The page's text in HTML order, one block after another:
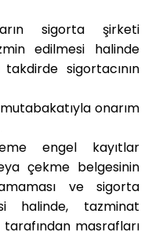
sigorta şirketi
edilmesi halinde
sigortacının
onarım
engel kayıtlar
çekme belgesinin
ve sigorta
halinde, tazminat
masrafları